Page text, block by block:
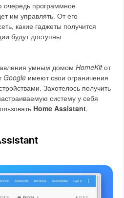
программное
им управлять. От его
какие гаджеты получится
будут доступны
умным домомHomeKitот
Google имеют свои ограничения
Захотелось получить
систему у себя
Home Assistant.